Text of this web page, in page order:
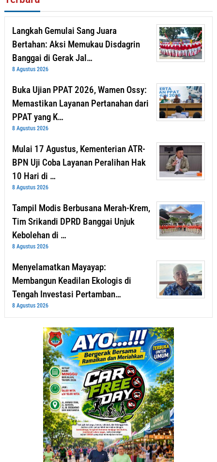
Langkah Gemulai Sang Juara
Bertahan: Aksi Memukau Disdagrin
Banggai di Gerak Jal…
8 Agustus 2026
Buka Ujian PPAT 2026, Wamen Ossy:
Memastikan Layanan Pertanahan dari
PPAT yang K…
8 Agustus 2026
Mulai 17 Agustus, Kementerian ATR-
BPN Uji Coba Layanan Peralihan Hak
10 Hari di …
8 Agustus 2026
Tampil Modis Berbusana Merah-Krem,
Tim Srikandi DPRD Banggai Unjuk
Kebolehan di …
8 Agustus 2026
Menyelamatkan Mayayap:
Membangun Keadilan Ekologis di
Tengah Investasi Pertamban…
8 Agustus 2026